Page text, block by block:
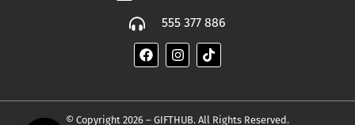
555 377 886
© Copyright 2026 – GIFTHUB. All Rights Reserved.